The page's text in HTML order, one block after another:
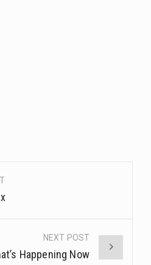
NEXT POST
Happening Now